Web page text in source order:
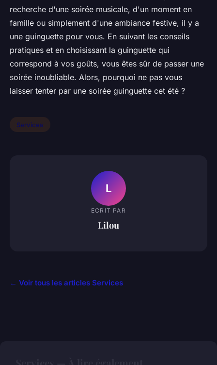
recherche d'une soirée musicale, d'un moment en
famille ou simplement d'une ambiance festive, il y a
une guinguette pour vous. En suivant les conseils
pratiques et en choisissant la guinguette qui
correspond à vos goûts, vous êtes sûr de passer une
soirée inoubliable. Alors, pourquoi ne pas vous
laisser tenter par une soirée guinguette cet été ?
Services
L
ECRIT PAR
Lilou
← Voir tous les articles Services